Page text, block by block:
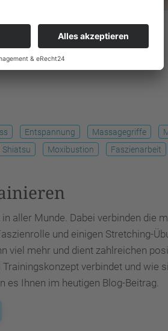
–
Entspannung Massagegriffe
Shiatsu Moxibustion Faszienarbeit
aller Munde. Dabei verbinden die
und einigen Stretching-
viel mehr und dient zahlreichen
verbindet und wie
es Ihnen im heutigen Blog-Beitrag.